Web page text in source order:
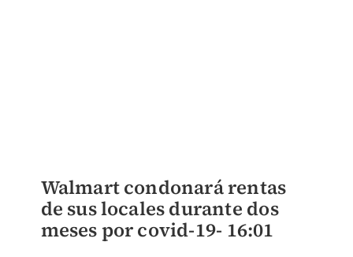
Walmart condonará rentas
de sus locales durante dos
meses por covid-19- 16:01